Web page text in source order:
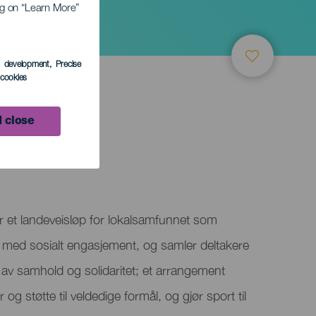
on “Learn More”
development, Precise
close
et landeveisløp for lokalsamfunnet som
sosialt engasjement, og samler deltakere
samhold og solidaritet; et arrangement
og støtte til veldedige formål, og gjør sport til